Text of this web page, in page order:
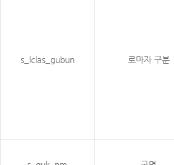
s_lclas_gubun 로마자 구분